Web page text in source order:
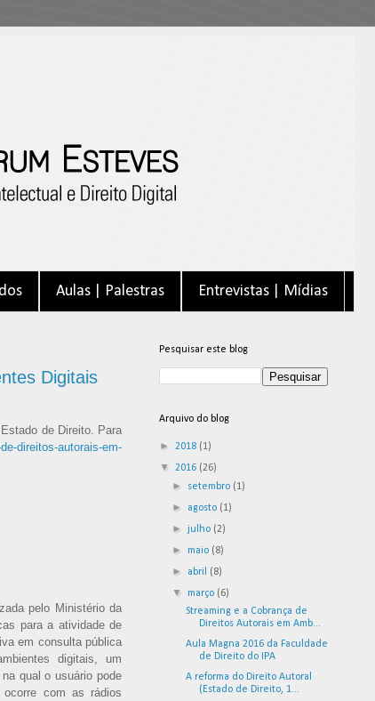
Aulas | Palestras Entrevistas | Mídias
Digitais
de Direito. Para
direitos-autorais-em-
pelo Ministério da
para a atividade de
em consulta pública
digitais, um
qual o usuário pode
com as rádios
Pesquisar este blog
Arquivo do blog
► 2018 (1)
▼ 2016 (26)
► setembro (1)
► agosto (1)
► julho (2)
► maio (8)
► abril (8)
▼ março (6)
Streaming e a Cobrança de
Direitos Autorais em Amb...
Aula Magna 2016 da Faculdade
de Direito do IPA
A reforma do Direito Autoral
(Estado de Direito, 1...